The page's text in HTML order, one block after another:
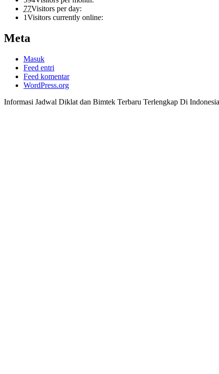
77Visitors per day:
1Visitors currently online:
Meta
Masuk
Feed entri
Feed komentar
WordPress.org
Informasi Jadwal Diklat dan Bimtek Terbaru Terlengkap Di